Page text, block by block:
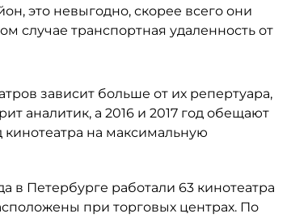
это невыгодно, скорее всего они
случае транспортная удаленность от
зависит больше от их репертуара,
аналитик, а 2016 и 2017 год обещают
на максимальную
в Петербурге работали 63 кинотеатра
при торговых центрах. По